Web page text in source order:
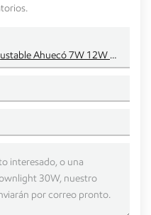
Downlight Llevado Ultra Fino Ajustable Ahuecó 7W 12W 18W 24W Para La Iluminación Comercial